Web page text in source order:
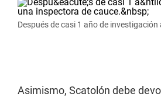
Después de casi 1 año de
Asimismo, Scatolón debe